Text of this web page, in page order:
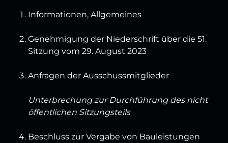
Informationen, Allgemeines
Genehmigung der Niederschrift über die 51.
Sitzung vom 29. August 2023
Anfragen der Ausschussmitglieder
Unterbrechung zur Durchführung des nicht
öffentlichen Sitzungsteils
Beschluss zur Vergabe von Bauleistungen